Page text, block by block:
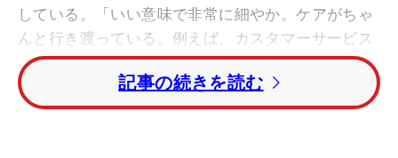
している。「いい意味で非常に細やか。ケアがちゃ
んと行き渡っている。例えば、カスタマーサービス
もありますし、デザインなども非常に細かくケアさ
れています」と、日本の印象について教えてくれ
た。
記事の続きを読む